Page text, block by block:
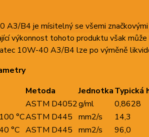
B4 je mísitelný se všemi
výkonnost tohoto produktu však
10W-40 A3/B4 lze po výměně
Metoda JednotkaTypická
ASTM D4052g/ml
0,8628
°CASTM D445 mm2/s
14,3
°C ASTM D445 mm2/s
96,0